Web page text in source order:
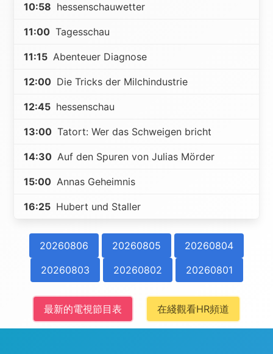
10:58 hessenschauwetter
11:00 Tagesschau
11:15 Abenteuer Diagnose
12:00 Die Tricks der Milchindustrie
12:45 hessenschau
13:00 Tatort: Wer das Schweigen bricht
14:30 Auf den Spuren von Julias Mörder
15:00 Annas Geheimnis
16:25 Hubert und Staller
20260806 20260805
20260804
20260803
20260802 20260801
最新的電視節目表 在綫觀看HR頻道